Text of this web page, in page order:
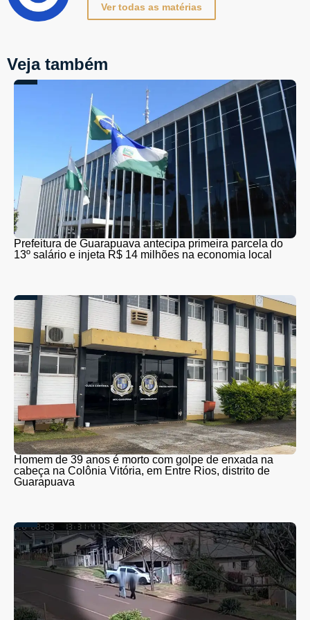
Ver todas as matérias
Veja também
Prefeitura de Guarapuava antecipa primeira parcela do
13º salário e injeta R$ 14 milhões na economia local
Homem de 39 anos é morto com golpe de enxada na
cabeça na Colônia Vitória, em Entre Rios, distrito de
Guarapuava